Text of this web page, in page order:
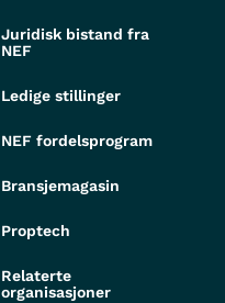
Juridisk bistand fra
NEF
Ledige stillinger
NEF fordelsprogram
Bransjemagasin
Proptech
Relaterte
organisasjoner